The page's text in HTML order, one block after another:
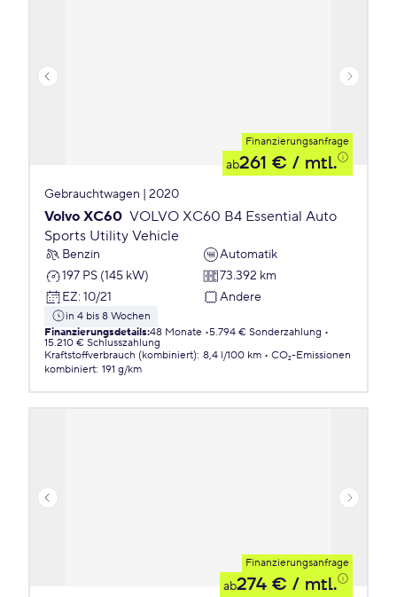
Finanzierungsanfrage
ab261 € / mtl.
Gebrauchtwagen | 2020
Volvo XC60 VOLVO XC60 B4 Essential Auto
Sports Utility Vehicle
Benzin
Automatik
197 PS (145 kW)
73.392 km
EZ: 10/21 Andere
in 4 bis 8 Wochen
Finanzierungsdetails:48 Monate 5.794 € Sonderzahlung
15.210 € Schlusszahlung
Kraftstoffverbrauch (kombiniert): 8,4 l/100 km
CO₂-Emissionen
kombiniert: 191 g/km
Finanzierungsanfrage
ab274 € / mtl.